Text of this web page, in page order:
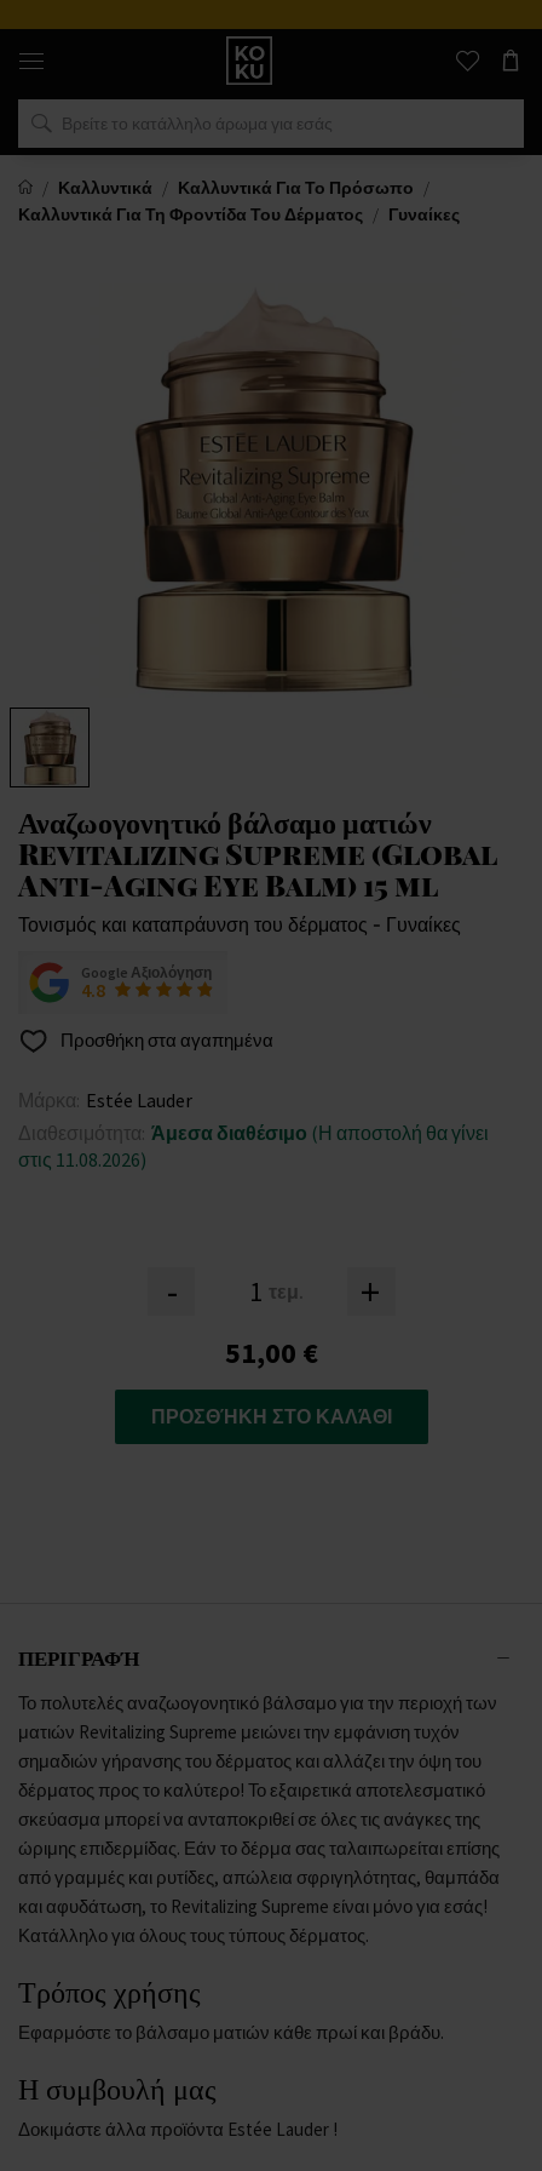
Αυθεντικά
αρώματα
και
ρολόγια
σε
μέρος
Καλλυντικά
Καλλυντικά Για Το Πρόσωπο
Καλλυντικά Για Τη Φροντίδα Του Δέρματος
Γυναίκες
Αναζωογονητικό βάλσαμο ματιών
Revitalizing Supreme (Global
Anti-Aging Eye Balm) 15 ml
Τονισμός και καταπράυνση του δέρματος - Γυναίκες
Google Αξιολόγηση
4.8
Προσθήκη στα αγαπημένα
Μάρκα: Estée Lauder
Διαθεσιμότητα: Άμεσα διαθέσιμο (Η αποστολή θα γίνει
στις 11.08.2026)
- τεμ. +
51,00 €
ΠΡΟΣΘΉΚΗ ΣΤΟ ΚΑΛΆΘΙ
ΠΕΡΙΓΡΑΦΉ
Το πολυτελές αναζωογονητικό βάλσαμο για την περιοχή των
ματιών Revitalizing Supreme μειώνει την εμφάνιση τυχόν
σημαδιών γήρανσης του δέρματος και αλλάζει την όψη του
δέρματος προς το καλύτερο! Το εξαιρετικά αποτελεσματικό
σκεύασμα μπορεί να ανταποκριθεί σε όλες τις ανάγκες της
ώριμης επιδερμίδας. Εάν το δέρμα σας ταλαιπωρείται επίσης
από γραμμές και ρυτίδες, απώλεια σφριγηλότητας, θαμπάδα
και αφυδάτωση, το Revitalizing Supreme είναι μόνο για εσάς!
Κατάλληλο για όλους τους τύπους δέρματος.
Τρόπος χρήσης
Εφαρμόστε το βάλσαμο ματιών κάθε πρωί και βράδυ.
Η συμβουλή μας
Δοκιμάστε άλλα προϊόντα Estée Lauder !